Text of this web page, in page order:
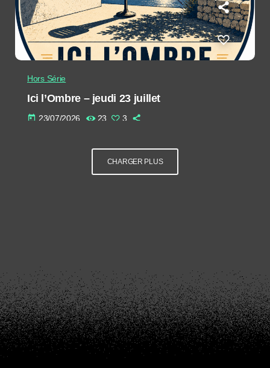
Hors Série
Ici l’Ombre – jeudi 23 juillet
today 23/07/2026 23 3
CHARGER PLUS